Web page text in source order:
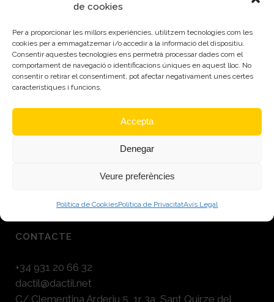
de cookies
Per a proporcionar les millors experiències, utilitzem tecnologies com les
cookies per a emmagatzemar i/o accedir a la informació del dispositiu.
Consentir aquestes tecnologies ens permetrà processar dades com el
comportament de navegació o identificacions úniques en aquest lloc. No
consentir o retirar el consentiment, pot afectar negativament unes certes
característiques i funcions.
Accepta
Denegar
Veure preferències
Política de CookiesPolítica de PrivacitatAvís Legal
SERVEIS
Manteniment informàtic
Auditoria informàtica
Ordinadors i perifèrics gratuïts
CONTACTE
+34 931 20 66 32
dactil@dactil.net
C/ Clementina Arderiu 5, 1r 3a, Sant Quirze del